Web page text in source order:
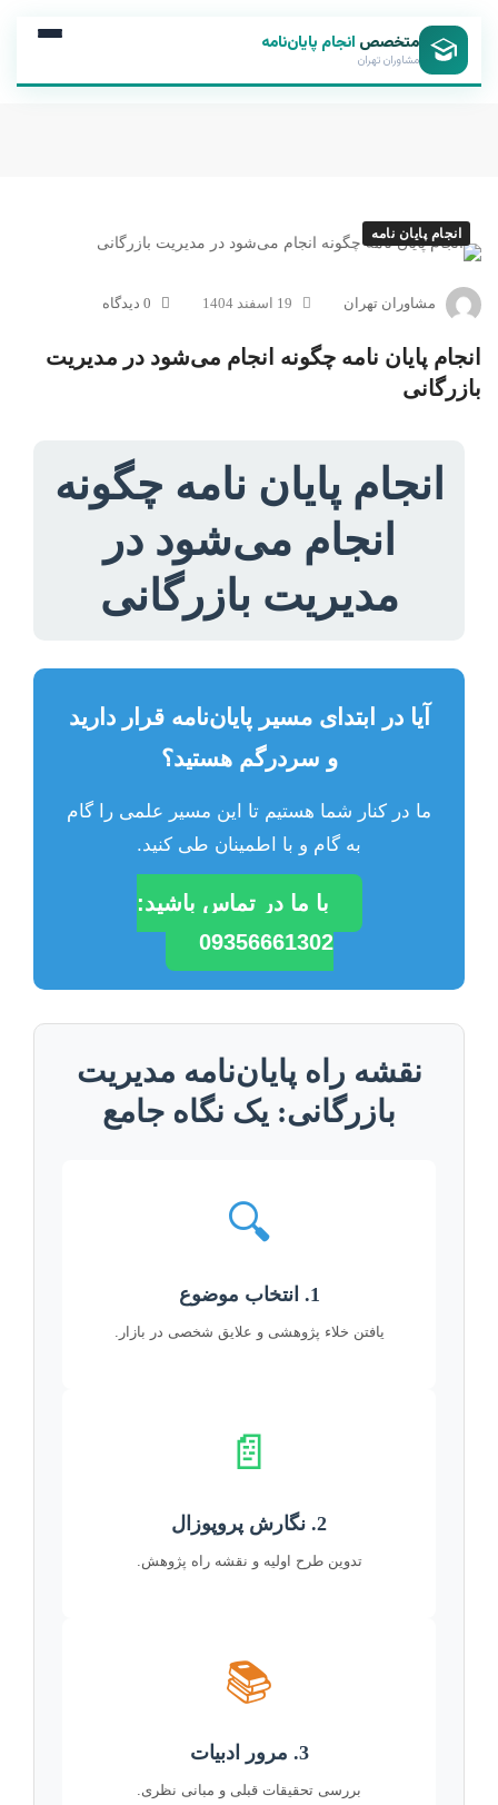
متخصص انجام پایان‌نامه
مشاوران تهران
انجام پایان نامه
مشاوران تهران 19 اسفند 1404 0 دیدگاه
انجام پایان نامه چگونه انجام می‌شود در مدیریت
بازرگانی
انجام پایان نامه چگونه
انجام می‌شود در
مدیریت بازرگانی
آیا در ابتدای مسیر پایان‌نامه قرار دارید
و سردرگم هستید؟
ما در کنار شما هستیم تا این مسیر علمی را گام
به گام و با اطمینان طی کنید.
با ما در تماس باشید:
09356661302
نقشه راه پایان‌نامه مدیریت
بازرگانی: یک نگاه جامع
🔍
1. انتخاب موضوع
یافتن خلاء پژوهشی و علایق شخصی در بازار.
📄
2. نگارش پروپوزال
تدوین طرح اولیه و نقشه راه پژوهش.
📚
3. مرور ادبیات
بررسی تحقیقات قبلی و مبانی نظری.